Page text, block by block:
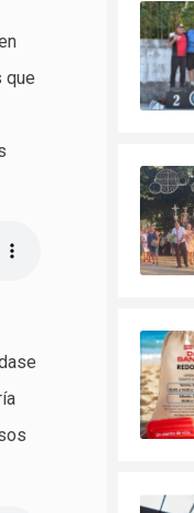
que